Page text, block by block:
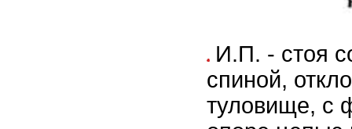
И.П. - стоя
спиной,
туловище, с